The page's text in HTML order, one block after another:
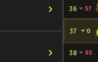
36 ⏷ 57
37 ⏷ 0
38 ⏷ 65